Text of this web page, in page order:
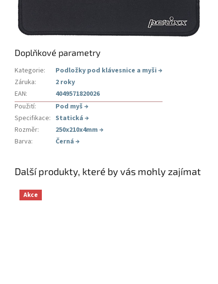
Doplňkové parametry
Kategorie: Podložky pod klávesnice a myši →
Záruka:
2 roky
EAN:
4049571820026
Použití: Pod myš →
Specifikace: Statická →
Rozměr: 250x210x4mm →
Barva: Černá →
Další produkty, které by vás mohly zajímat
Akce